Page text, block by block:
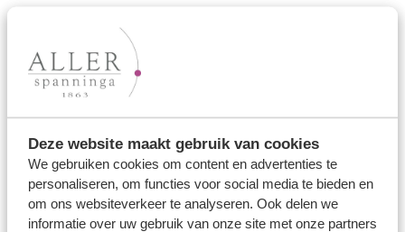
Deze website maakt gebruik van cookies
We gebruiken cookies om content en advertenties te
personaliseren, om functies voor social media te bieden en
om ons websiteverkeer te analyseren. Ook delen we
informatie over uw gebruik van onze site met onze partners
Ons aanbod
Trouwringen
Memoireringen
Verlovingsringen
Vriendschapsringen
Over ons